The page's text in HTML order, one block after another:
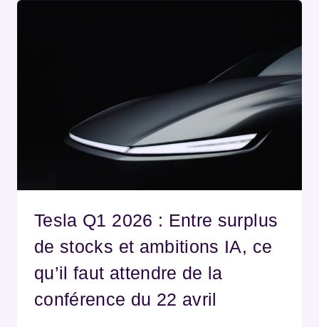
Tesla Q1 2026 : Entre surplus
de stocks et ambitions IA, ce
qu’il faut attendre de la
conférence du 22 avril